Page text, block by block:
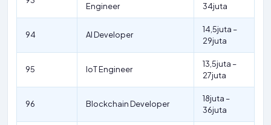
Engineer
34juta
94 AI Developer
14,5juta –
29juta
95 IoT Engineer
13,5juta –
27juta
96 Blockchain Developer
18juta –
36juta